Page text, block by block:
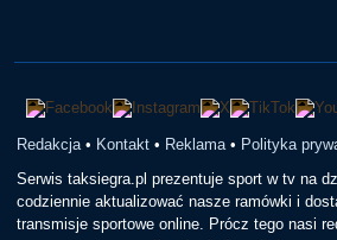
Redakcja • Kontakt • Reklama • Polityka
Serwis taksiegra.pl prezentuje sport w tv na
codziennie aktualizować nasze ramówki i
transmisje sportowe online. Prócz tego nasi